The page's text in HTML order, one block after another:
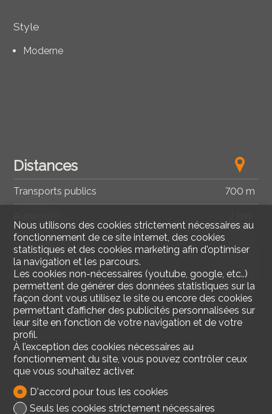
Style
Moderne
Distances
Transports publics 700 m
Ecole primaire
Commerces
Restaurants 250 m
Nous utilisons des cookies strictement nécessaires au
fonctionnement de ce site internet, des cookies
statistiques et des cookies marketing afin d'optimiser
la navigation et les parcours.
Les cookies non-nécessaires (youtube, google, etc..)
permettent de générer des données statistiques sur la
façon dont vous utilisez le site ou encore des cookies
permettant d’afficher des publicités personnalisées sur
leur site en fonction de votre navigation et de votre
profil.
À l’exception des cookies nécessaires au
fonctionnement du site, vous pouvez contrôler ceux
que vous souhaitez activer.
D'accord pour tous les cookies
Seuls les cookies strictement nécessaires